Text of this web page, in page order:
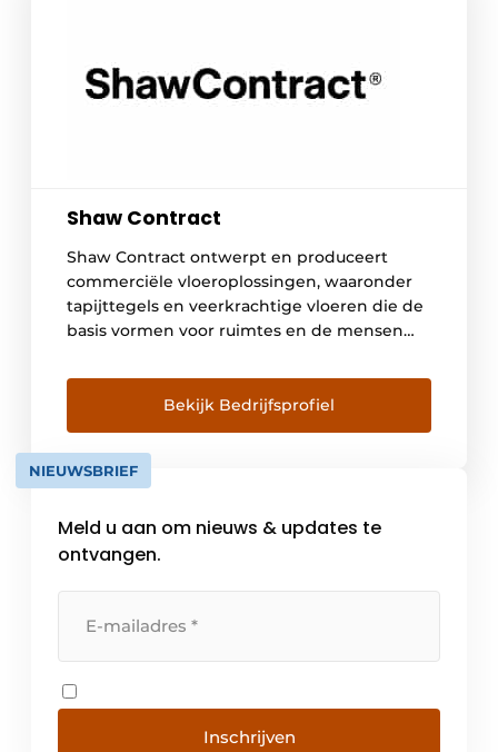
Shaw Contract
Shaw Contract ontwerpt en produceert
commerciële vloeroplossingen, waaronder
tapijttegels en veerkrachtige vloeren die de
basis vormen voor ruimtes en de mensen
assortiment producten wordt opgeslagen
en geproduceerd in het VK. We hebben
kantoren in Londen, Parijs, Oosterhout en
Dubai, en een productiebasis in Schotland.
Bij Shaw Contract vinden we dat iedereen
Bekijk Bedrijfsprofiel
NIEUWSBRIEF
Meld u aan om nieuws & updates te
ontvangen.
Inschrijven